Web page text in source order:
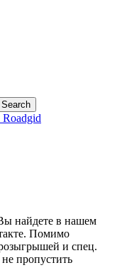
Search
найдете в нашем
Помимо
и спец.
пропустить